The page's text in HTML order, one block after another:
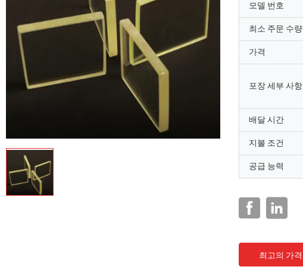
모델 번호
최소 주문 수량
가격
포장 세부 사항
배달 시간
지불 조건
공급 능력
최고의 가격